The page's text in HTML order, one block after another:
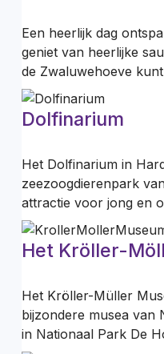
Een heerlijk dag
geniet van heerlijke
de Zwaluwehoeve
Dolfinarium
Het Dolfinarium in
zeezoogdierenpark
attractie voor jong en
Het Kröller-
Het Kröller-Müller
bijzondere musea van
in Nationaal Park De